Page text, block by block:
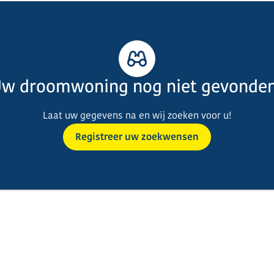
droomwoning nog niet
Laat uw gegevens na en wij zoeken voor u!
Registreer uw zoekwensen